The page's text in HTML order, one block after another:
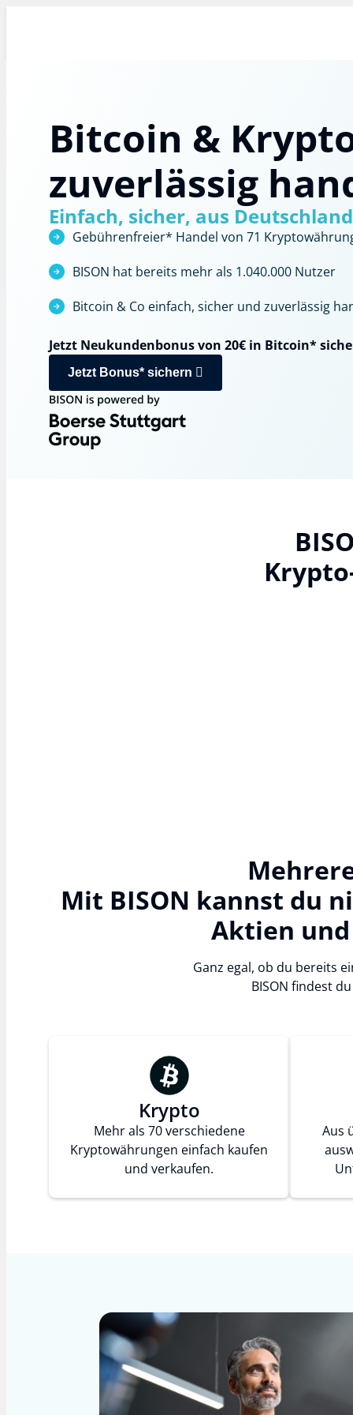
Bitcoin &
zuverlässig
Einfach, sicher, aus
Gebührenfreier* Handel von 71
BISON hat bereits mehr als 1.040.000 Nutzer
Bitcoin & Co einfach, sicher und zuverlässig
Jetzt Neukundenbonus von 20€ in Bitcoin*
Jetzt Bonus* sichern
Mit BISON kannst du
Aktien und
Ganz egal, ob du bereits
BISON findest
Krypto
Mehr als 70 verschiedene
Kryptowährungen einfach kaufen
und verkaufen.
Aus